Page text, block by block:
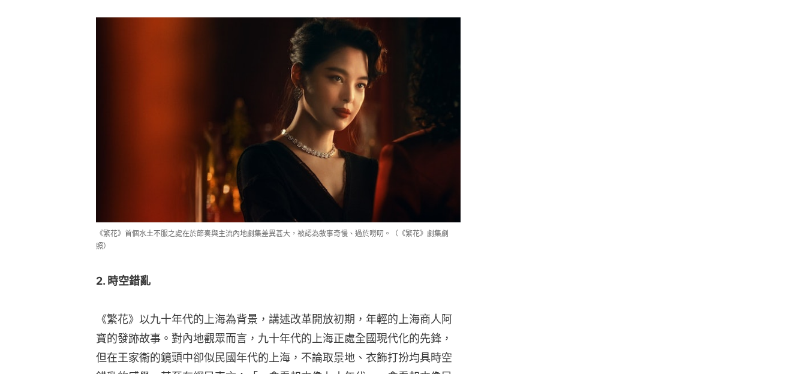
《繁花》首個水土不服之處在於節奏與主流內地劇集差異甚大，被認為敘事奇慢、過於嘮叨。（《繁花》劇集劇
照）
2. 時空錯亂
《繁花》以九十年代的上海為背景，講述改革開放初期，年輕的上海商人阿
寶的發跡故事。對內地觀眾而言，九十年代的上海正處全國現代化的先鋒，
但在王家衞的鏡頭中卻似民國年代的上海，不論取景地、衣飾打扮均具時空